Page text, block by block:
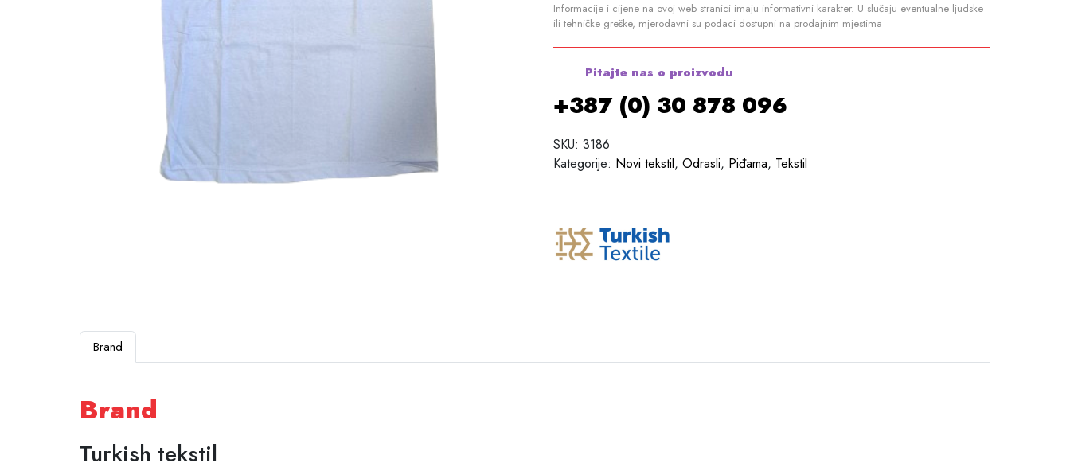
Informacije i cijene na ovoj web stranici imaju informativni karakter. U slučaju eventualne ljudske
ili tehničke greške, mjerodavni su podaci dostupni na prodajnim mjestima
Pitajte nas o proizvodu
+387 (0) 30 878 096
SKU: 3186
Kategorije: Novi tekstil, Odrasli, Piđama, Tekstil
Brand
Brand
Turkish tekstil